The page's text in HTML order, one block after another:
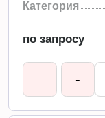
Категория
по запросу
-